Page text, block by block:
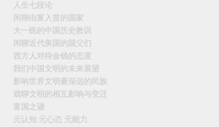
人生七段论
闲聊由富入贫的国家
大一统的中国历史教训
闲聊近代美国的国父们
西方人对待金钱的态度
我们中国文明的未来展望
影响世界文明最深远的民族
戏聊文明的相互影响与变迁
富国之谜
元认知 元心态 元能力